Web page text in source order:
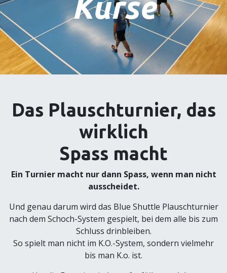
Kurse
Das Plauschturnier, das
wirklich
Spass macht
Ein Turnier macht nur dann Spass, wenn man nicht
ausscheidet.
Und genau darum wird das Blue Shuttle Plauschturnier
nach dem Schoch-System gespielt, bei dem alle bis zum
Schluss drinbleiben.
So spielt man nicht im K.O.-System, sondern vielmehr
bis man K.o. ist.